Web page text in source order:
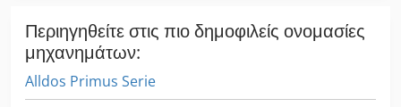
Περιηγηθείτε στις πιο δημοφιλείς ονομασίες
μηχανημάτων:
Alldos Primus Serie